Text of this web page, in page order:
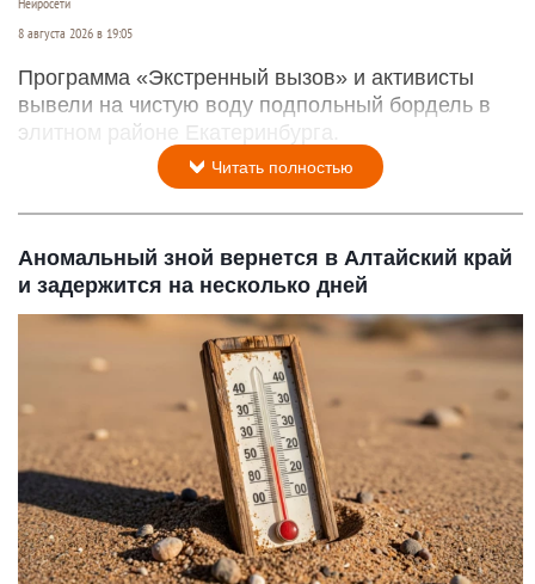
8 августа 2026 в 19:05
Программа «Экстренный вызов» и активисты
вывели на чистую воду подпольный бордель в
элитном районе Екатеринбурга.
Читать полностью
Аномальный зной вернется в Алтайский край
и задержится на несколько дней